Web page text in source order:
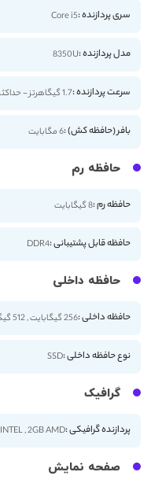
سری پردازنده :Core i5
مدل پردازنده :8350U
سرعت پردازنده :1.7 گیگاهرتز - حداکثر 3.6 گیگاهرتز
بافر (حافظه کش) :6 مگابایت
حافظه رم
حافظه رم :8 گیگابایت
حافظه قابل پشتیبانی :DDR4
حافظه داخلی
حافظه داخلی :256 گیگابایت , 512 گیگابایت
نوع حافظه داخلی :SSD
گرافیک
پردازنده گرافیکی :INTEL , 2GB AMD
صفحه نمایش